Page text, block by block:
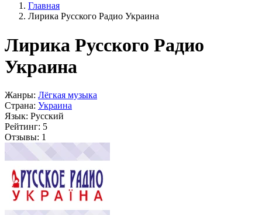
Главная
Лирика Русского Радио Украина
Лирика Русского Радио
Украина
Жанры: Лёгкая музыка
Страна: Украина
Язык: Русский
Рейтинг: 5
Отзывы: 1